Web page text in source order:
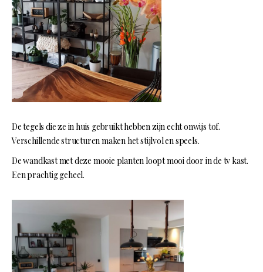
De tegels die ze in huis gebruikt hebben zijn echt onwijs tof.
Verschillende structuren maken het stijlvol en speels.
De wandkast met deze mooie planten loopt mooi door in de tv kast.
Een prachtig geheel.